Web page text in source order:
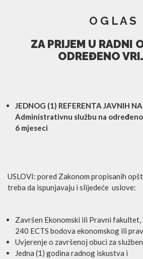
O G L A S
ZA PRIJEM U RADNI
ODREĐENO
JEDNOG (1) REFERENTA JAVNIH
Administrativnu službu na
6 mjeseci
USLOVI: pored Zakonom propisanih
treba da ispunjavaju i slijedeće uslove:
Završen Ekonomski ili Pravni fakultet,
240 ECTS bodova ekonomskog ili
Uvjerenje o završenoj obuci za
Jedna (1) godina radnog iskustva i